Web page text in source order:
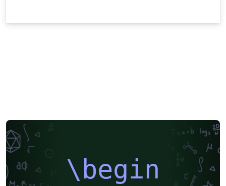
\begin